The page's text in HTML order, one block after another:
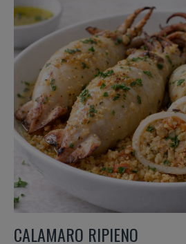
CALAMARO RIPIENO